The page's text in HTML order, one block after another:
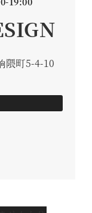
隈町5-4-10